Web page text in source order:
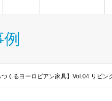
つくるヨーロピアン家具】Vol.04 リビン